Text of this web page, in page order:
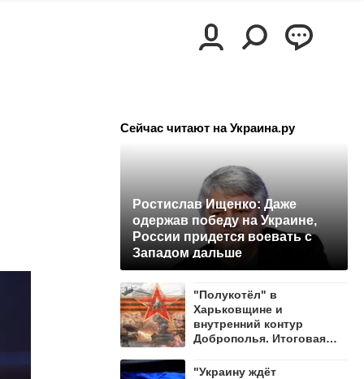
Сейчас читают на Украина.ру
Ростислав Ищенко: Даже
одержав победу на Украине,
России придется воевать с
Западом дальше
"Полукотёл" в
Харьковщине и
внутренний контур
Доброполья. Итоговая
неделю
"Украину ждёт